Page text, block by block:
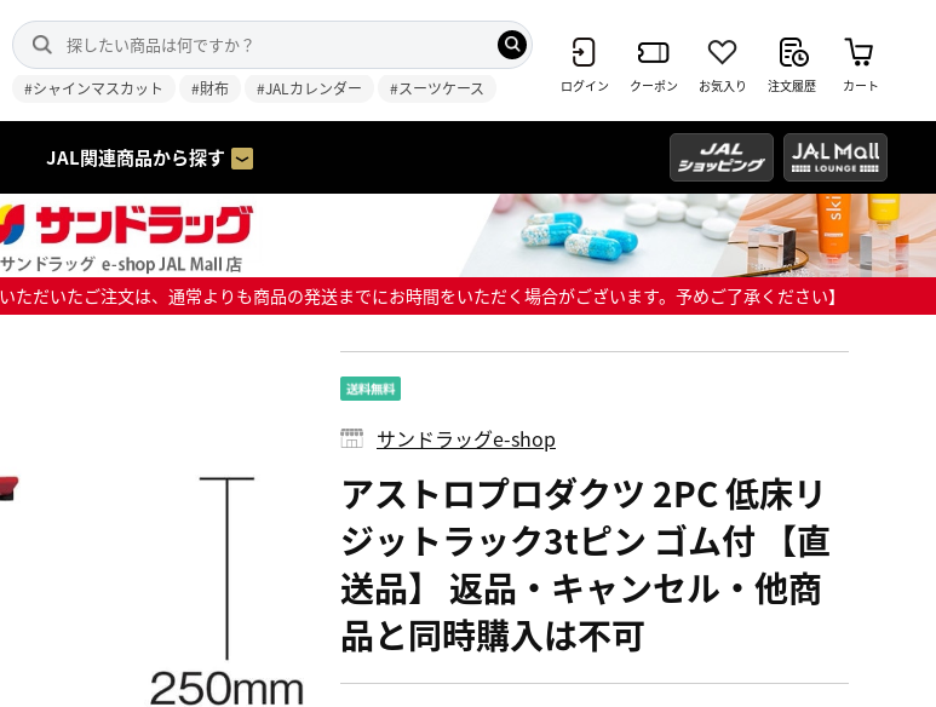
#シャインマスカット #財布 #JALカレンダー #スーツケース ログイン クーポン お気入り 注文履歴 カート
JAL関連商品から探す
だいたご注文は、通常よりも商品の発送までにお時間をいただく場合がございます。予めご了承ください】
サンドラッグe-shop
アストロプロダクツ 2PC 低床リ
ジットラック3tピン ゴム付 【直
送品】 返品・キャンセル・他商
品と同時購入は不可